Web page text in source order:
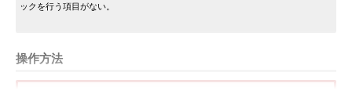
ックを行う項目がない。
操作方法